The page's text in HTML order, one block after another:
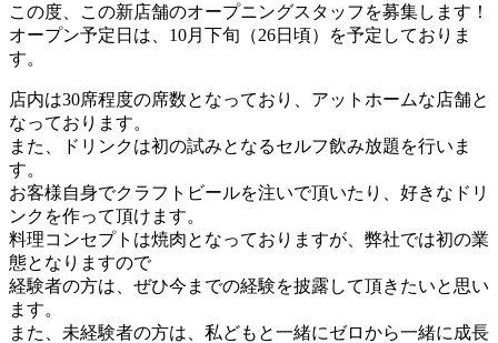
この度、この新店舗のオープニングスタッフを募集します！
オープン予定日は、10月下旬（26日頃）を予定しておりま
す。
店内は30席程度の席数となっており、アットホームな店舗と
なっております。
また、ドリンクは初の試みとなるセルフ飲み放題を行いま
す。
お客様自身でクラフトビールを注いで頂いたり、好きなドリ
ンクを作って頂けます。
料理コンセプトは焼肉となっておりますが、弊社では初の業
態となりますので
経験者の方は、ぜひ今までの経験を披露して頂きたいと思い
ます。
また、未経験者の方は、私どもと一緒にゼロから一緒に成長